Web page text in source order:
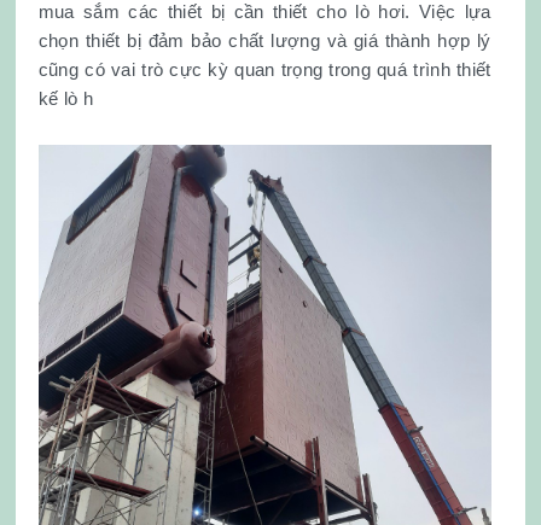
mua sắm các thiết bị cần thiết cho lò hơi. Việc lựa
chọn thiết bị đảm bảo chất lượng và giá thành hợp lý
cũng có vai trò cực kỳ quan trọng trong quá trình thiết
kế lò h